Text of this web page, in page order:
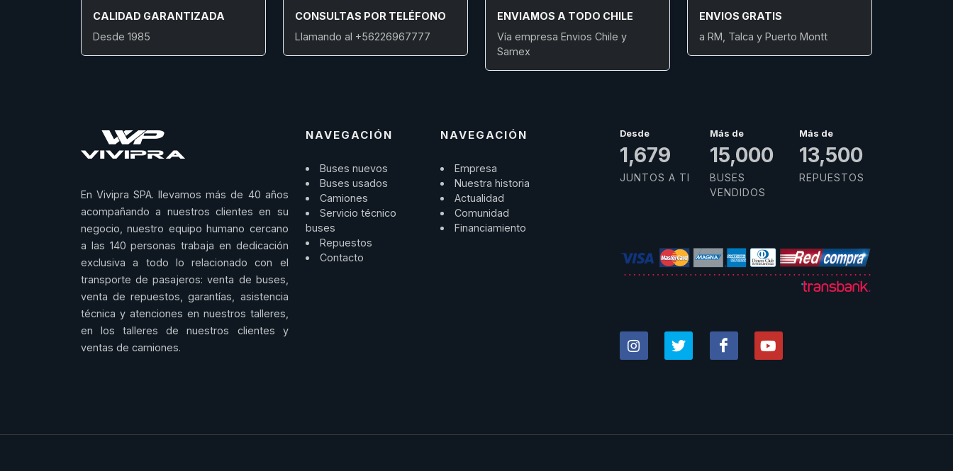
CALIDAD GARANTIZADA
Desde 1985
CONSULTAS POR TELÉFONO
Llamando al +56226967777
ENVIAMOS A TODO CHILE
Vía empresa Envios Chile y
Samex
ENVIOS GRATIS
a RM, Talca y Puerto Montt
En Vivipra SPA. llevamos más de 40 años
acompañando a nuestros clientes en su
negocio, nuestro equipo humano cercano
a las 140 personas trabaja en dedicación
exclusiva a todo lo relacionado con el
transporte de pasajeros: venta de buses,
venta de repuestos, garantías, asistencia
técnica y atenciones en nuestros talleres,
en los talleres de nuestros clientes y
ventas de camiones.
NAVEGACIÓN
Buses nuevos
Buses usados
Camiones
Servicio técnico
buses
Repuestos
Contacto
NAVEGACIÓN
Empresa
Nuestra historia
Actualidad
Comunidad
Financiamiento
Desde
1,985
JUNTOS A TI
Más de
15,000
BUSES
VENDIDOS
Más de
13,500
REPUESTOS